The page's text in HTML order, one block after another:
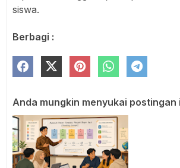
siswa.
Berbagi :
Anda mungkin menyukai postingan